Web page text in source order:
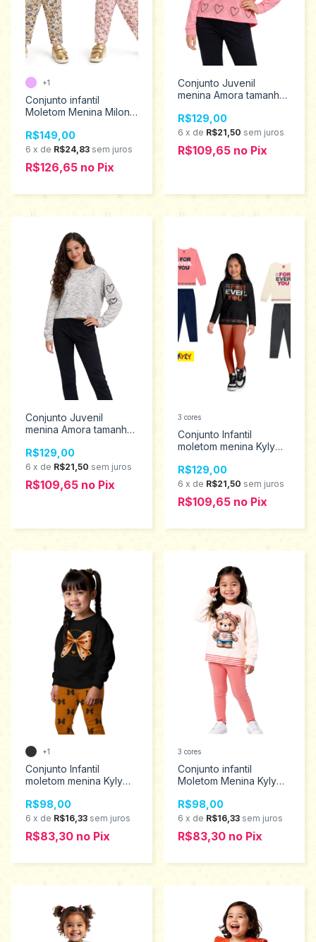
Conjunto infantil
Moletom Menina Milon 2
R$149,00
6 x de R$24,83 sem juros
R$126,65 no Pix
+1
Conjunto Juvenil
menina Amora tamanho
R$129,00
6 x de R$21,50 sem juros
R$109,65 no Pix
Conjunto Juvenil
menina Amora tamanho
R$129,00
6 x de R$21,50 sem juros
R$109,65 no Pix
Conjunto Infantil
moletom menina Kyly
1001556
R$129,00
6 x de R$21,50 sem juros
R$109,65 no Pix
3 cores
Conjunto Infantil
moletom menina Kyly
R$98,00
6 x de R$16,33 sem juros
R$83,30 no Pix
+1
Conjunto infantil
Moletom Menina Kyly
1001534
R$98,00
6 x de R$16,33 sem juros
R$83,30 no Pix
3 cores